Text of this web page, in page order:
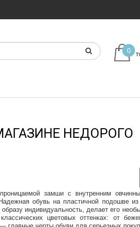
0
НЕДОРОГО
замши с внутренним
обувь на пластичной подошве из
индивидуальность, делает его
цветовых оттенках: от